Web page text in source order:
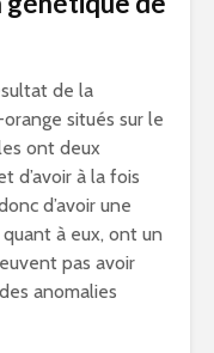
de la
situés sur le
ont deux
d’avoir à la fois
d’avoir une
à eux, ont un
pas avoir
anomalies